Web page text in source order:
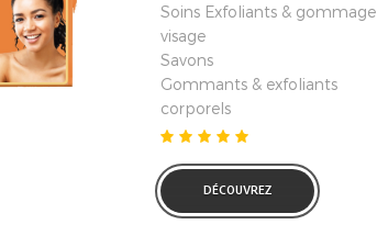
Soins Exfoliants & gommage
visage
Savons
Gommants & exfoliants
corporels
DÉCOUVREZ